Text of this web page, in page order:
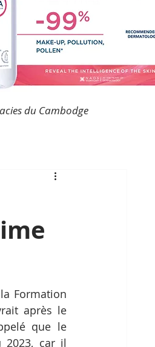
du Cambodge
Formation
après le
que le
2023, car il